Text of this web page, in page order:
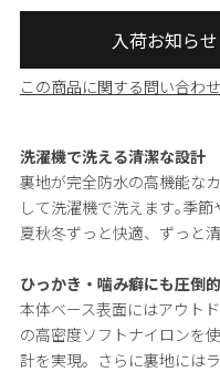
入荷お知ら
この商品に関する問い合わせ
洗濯機で洗える清潔な設計
裏地が完全防水の高機能な
して洗濯機で洗えます｡季
夏秋冬ずっと快適、ずっと清
ひっかき・噛み癖にも圧倒
本体ベース表面にはアウト
の高密度ソフトナイロンを
計を実現。さらに裏地には